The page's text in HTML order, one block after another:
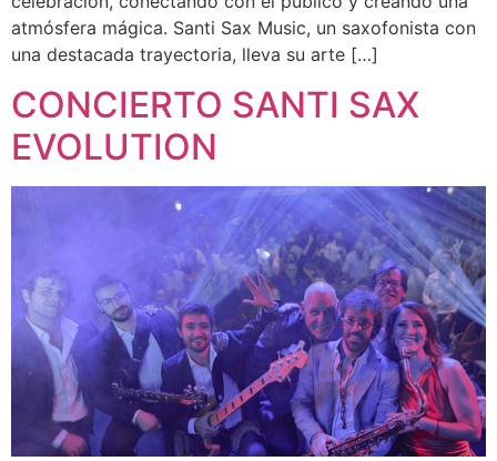
atmósfera mágica. Santi Sax Music, un saxofonista con
una destacada trayectoria, lleva su arte […]
CONCIERTO SANTI SAX
EVOLUTION